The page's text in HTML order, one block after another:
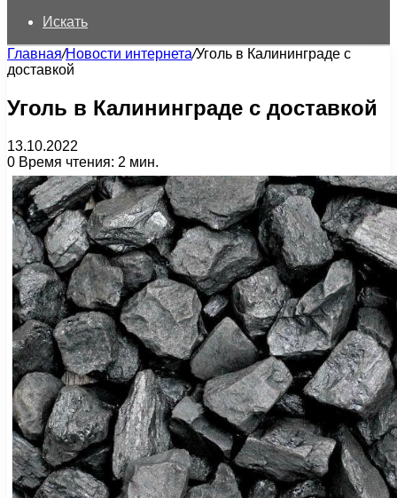
Искать
Главная/Новости интернета/Уголь в Калининграде с
доставкой
Уголь в Калининграде с доставкой
13.10.2022
0 Время чтения: 2 мин.